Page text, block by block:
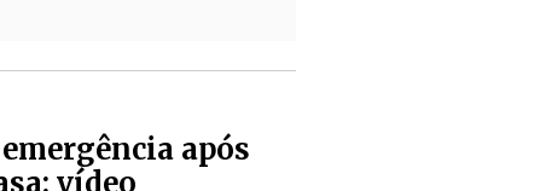
após
vídeo